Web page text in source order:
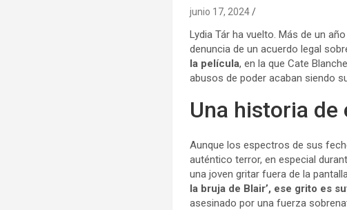
junio 17, 2024
Lydia Tár ha vuelto. Más de un
denuncia de un acuerdo legal
la película, en la que Cate
abusos de poder acaban siendo
Una historia
Aunque los espectros de sus
auténtico terror, en especial
una joven gritar fuera de la
la bruja de Blair’, ese grito es
asesinado por una fuerza